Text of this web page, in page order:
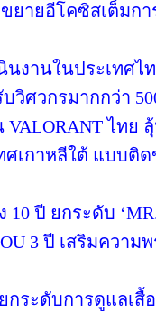
ยายอีโคซิสเต็มก
งานในประเทศไ
วิศวกรมากกว่า
VALORANT ไท
ทศเกาหลีใต้ แบบ
ปี ยกระดับ
3 ปี เสริมความ
ยกระดับการดูแลเ